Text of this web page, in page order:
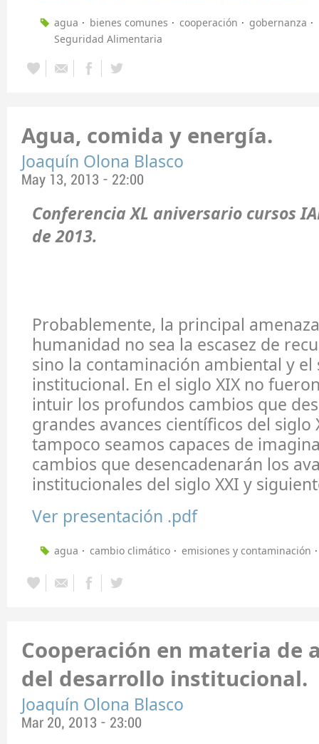
agua bienes comunes cooperación gobernanza
Seguridad Alimentaria
Agua, comida y energía.
Joaquín Olona Blasco
May 13, 2013 - 22:00
Conferencia XL aniversario cursos
de 2013.
Probablemente, la principal
humanidad no sea la escasez de
sino la contaminación ambiental y
institucional. En el siglo XIX no
intuir los profundos cambios que
grandes avances científicos del siglo
tampoco seamos capaces de
cambios que desencadenarán los
institucionales del siglo XXI y
Ver presentación .pdf
agua cambio climático emisiones y contaminación
Cooperación en materia de
del desarrollo institucional.
Joaquín Olona Blasco
Mar 20, 2013 - 23:00